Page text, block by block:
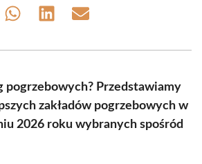
Share Share Share
pogrzebowych? Przedstawiamy
zakładów pogrzebowych w
2026 roku wybranych spośród